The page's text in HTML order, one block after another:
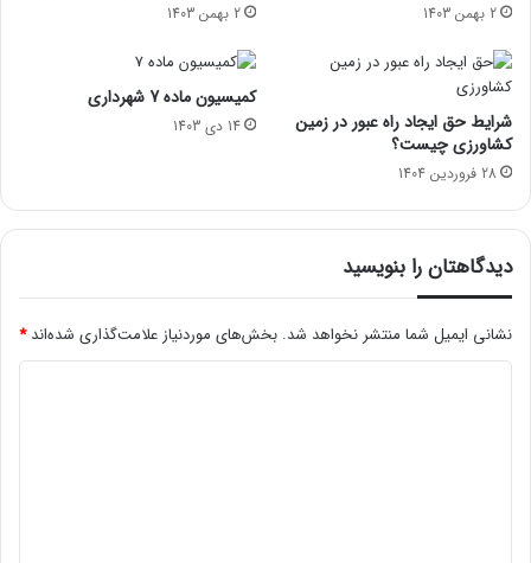
2 بهمن 1403 2 بهمن 1403
شرایط حق ایجاد راه عبور در زمین
کشاورزی چیست؟
28 فروردین 1404
کمیسیون ماده 7 شهرداری
14 دی 1403
دیدگاهتان را بنویسید
نشانی ایمیل شما منتشر نخواهد شد. بخش‌های موردنیاز علامت‌گذاری شده‌اند*